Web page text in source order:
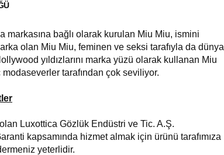
markasına bağlı olarak kurulan Miu Miu, ismini
olan Miu Miu, feminen ve seksi tarafıyla da dünya
yıldızlarını marka yüzü olarak kullanan Miu
tarafından çok seviliyor.
Luxottica Gözlük Endüstri ve Tic. A.Ş.
kapsamında hizmet almak için ürünü tarafımıza
yeterlidir.